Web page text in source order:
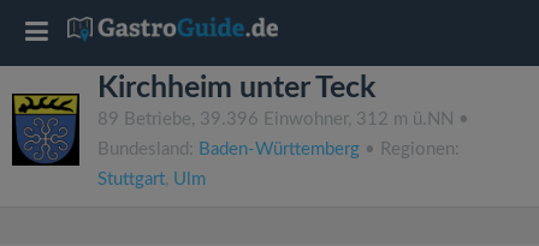
Kirchheim unter Teck
89 Betriebe, 39.396 Einwohner, 312 m ü.NN •
Bundesland: Baden-Württemberg • Regionen:
Stuttgart, Ulm
T
o
g